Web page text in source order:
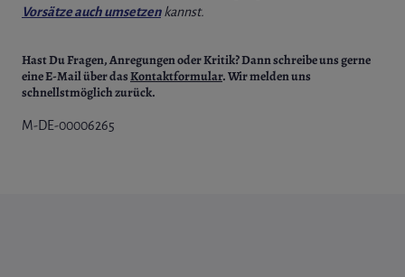
Vorsätze auch umsetzenkannst.
Hast Du Fragen, Anregungen oder Kritik?Dann schreibe uns gerne
eine E-Mail über dasKontaktformular.Wir melden uns
schnellstmöglich zurück.
M-DE-00006265